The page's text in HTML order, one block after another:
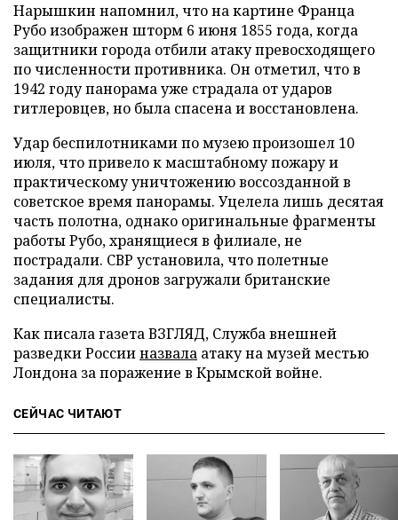
Нарышкин напомнил, что на картине Франца
Рубо изображен шторм 6 июня 1855 года, когда
защитники города отбили атаку превосходящего
по численности противника. Он отметил, что в
1942 году панорама уже страдала от ударов
гитлеровцев, но была спасена и восстановлена.
Удар беспилотниками по музею произошел 10
июля, что привело к масштабному пожару и
практическому уничтожению воссозданной в
советское время панорамы. Уцелела лишь десятая
часть полотна, однако оригинальные фрагменты
работы Рубо, хранящиеся в филиале, не
пострадали. СВР установила, что полетные
задания для дронов загружали британские
специалисты.
Как писала газета ВЗГЛЯД, Служба внешней
разведки Россииназвала атаку на музей местью
Лондона за поражение в Крымской войне.
СЕЙЧАС ЧИТАЮТ